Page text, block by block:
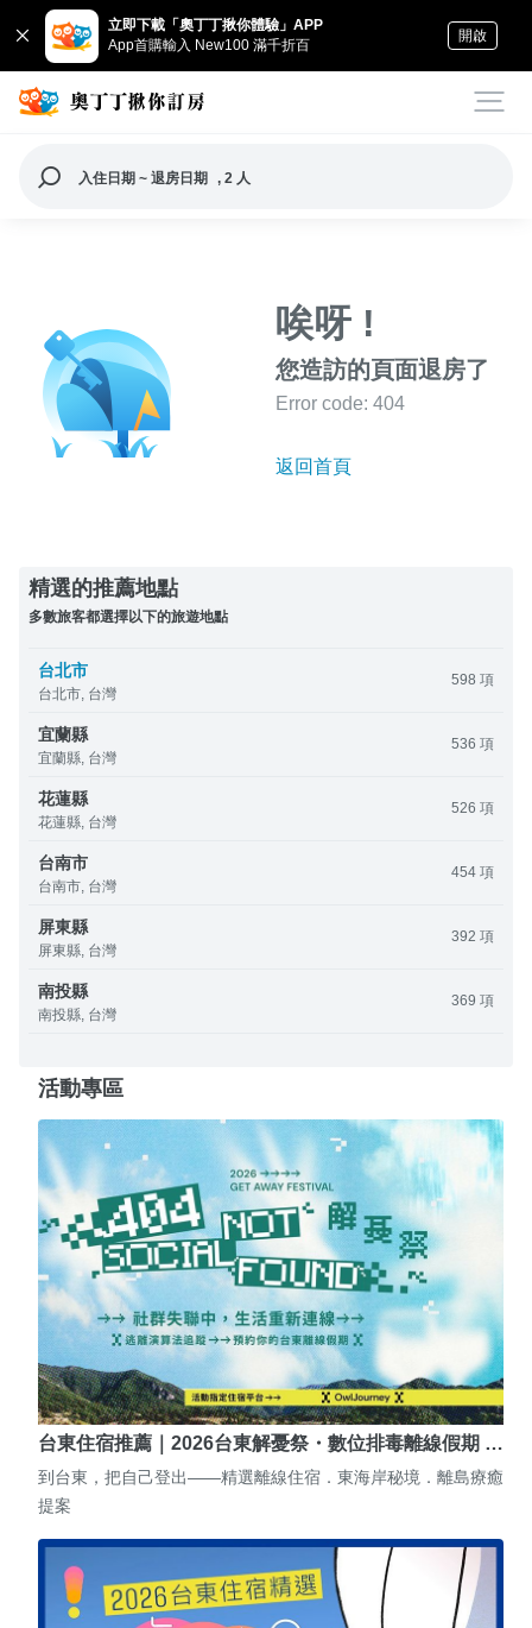
立即下載「奧丁丁揪你體驗」APP
App首購輸入 New100 滿千折百
開啟
入住日期 ~ 退房日期 , 2 人
唉呀 !
您造訪的頁面退房了
Error code: 404
返回首頁
精選的推薦地點
多數旅客都選擇以下的旅遊地點
台北市
台北市, 台灣
598 項
宜蘭縣
宜蘭縣, 台灣
536 項
花蓮縣
花蓮縣, 台灣
526 項
台南市
台南市, 台灣
454 項
屏東縣
屏東縣, 台灣
392 項
南投縣
南投縣, 台灣
369 項
活動專區
台東住宿推薦｜2026台東解憂祭・數位排毒離線假期 …
到台東，把自己登出——精選離線住宿．東海岸秘境．離島療癒
提案